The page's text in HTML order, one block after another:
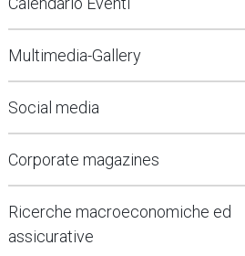
Multimedia-Gallery Open Submenu
Social media
Corporate magazines
Ricerche macroeconomiche ed
assicurative